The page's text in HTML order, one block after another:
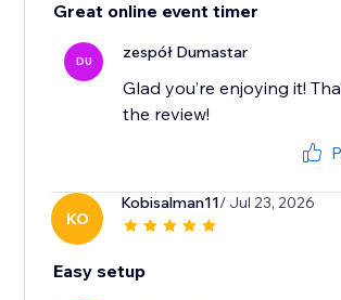
Great online event timer
DU zespół Dumastar
Glad you’re enjoying it!
the review!
KO
Kobisalman11/ Jul 23, 2026
Easy setup